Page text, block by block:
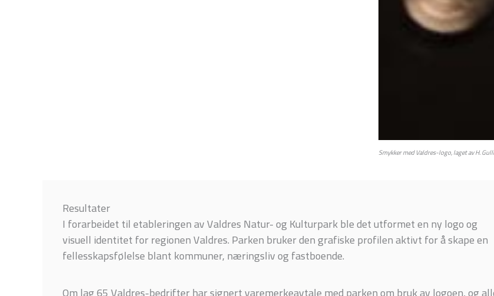
Smykker med Valdres-logo, laget av H.
Resultater
I forarbeidet til etableringen av Valdres Natur- og Kulturpark ble det utformet en ny logo og
visuell identitet for regionen Valdres. Parken bruker den grafiske profilen aktivt for å skape en
fellesskapsfølelse blant kommuner, næringsliv og fastboende.